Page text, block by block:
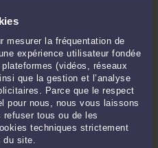
mesurer la fréquentation de
expérience utilisateur fondée
(vidéos, réseaux
que la gestion et l’analyse
Parce que le respect
pour nous, nous vous laissons
tous ou de les
techniques strictement
site.